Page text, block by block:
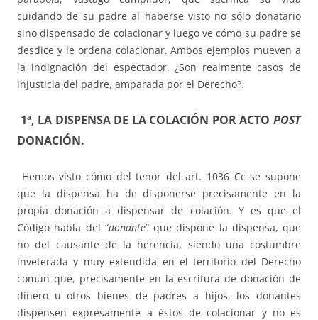
cuidando de su padre al haberse visto no sólo donatario
sino dispensado de colacionar y luego ve cómo su padre se
desdice y le ordena colacionar. Ambos ejemplos mueven a
la indignación del espectador. ¿Son realmente casos de
injusticia del padre, amparada por el Derecho?.
1ª, LA DISPENSA DE LA COLACIÓN POR ACTO POST
DONACIÓN.
Hemos visto cómo del tenor del art. 1036 Cc se supone
que la dispensa ha de disponerse precisamente en la
propia donación a dispensar de colación. Y es que el
Código habla del “donante” que dispone la dispensa, que
no del causante de la herencia, siendo una costumbre
inveterada y muy extendida en el territorio del Derecho
común que, precisamente en la escritura de donación de
dinero u otros bienes de padres a hijos, los donantes
dispensen expresamente a éstos de colacionar y no es